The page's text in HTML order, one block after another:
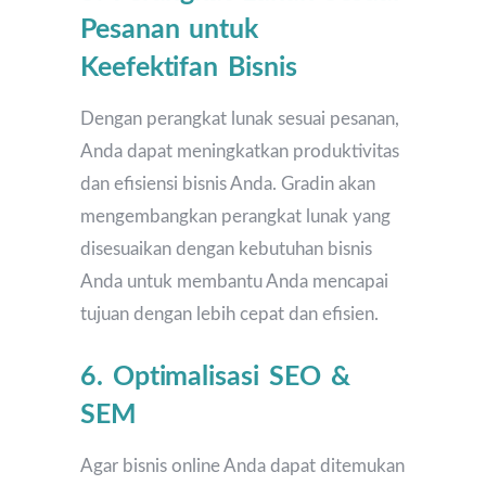
Pesanan untuk
Keefektifan Bisnis
Dengan perangkat lunak sesuai pesanan,
Anda dapat meningkatkan produktivitas
dan efisiensi bisnis Anda. Gradin akan
mengembangkan perangkat lunak yang
disesuaikan dengan kebutuhan bisnis
Anda untuk membantu Anda mencapai
tujuan dengan lebih cepat dan efisien.
6. Optimalisasi SEO &
SEM
Agar bisnis online Anda dapat ditemukan